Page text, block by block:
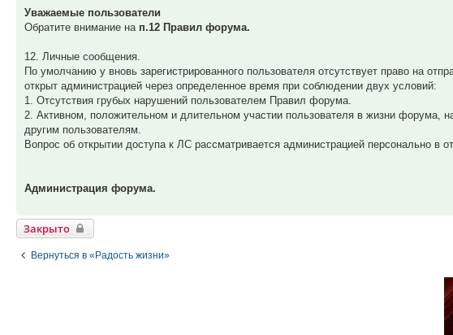
Уважаемые пользователи
Обратите внимание на п.12 Правил форума.
12. Личные сообщения.
По умолчанию у вновь зарегистрированного пользователя отсутствует право на
открыт администрацией через определенное время при соблюдении двух условий:
1. Отсутствия грубых нарушений пользователем Правил форума.
2. Активном, положительном и длительном участии пользователя в жизни форума,
другим пользователям.
Вопрос об открытии доступа к ЛС рассматривается администрацией персонально в
Администрация форума.
Закрыто
Вернуться в «Радость жизни»